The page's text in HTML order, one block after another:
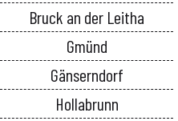
Bruck an der Leitha
Gmünd
Gänserndorf
Hollabrunn